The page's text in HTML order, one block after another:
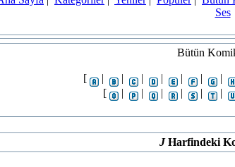
Ses
Bütün
[ | | | | | | |
[
| | | | | |
JHarfindeki